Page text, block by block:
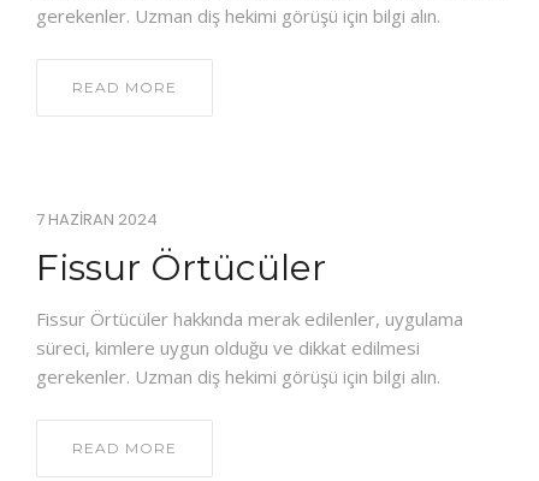
gerekenler. Uzman diş hekimi görüşü için bilgi alın.
READ MORE
7 HAZIRAN 2024
Fissur Örtücüler
Fissur Örtücüler hakkında merak edilenler, uygulama
süreci, kimlere uygun olduğu ve dikkat edilmesi
gerekenler. Uzman diş hekimi görüşü için bilgi alın.
READ MORE